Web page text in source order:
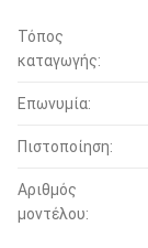
Τόπος
καταγωγής:
Επωνυμία:
Πιστοποίηση:
Αριθμός
μοντέλου: